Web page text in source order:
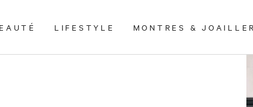
LIFESTYLE MONTRES &